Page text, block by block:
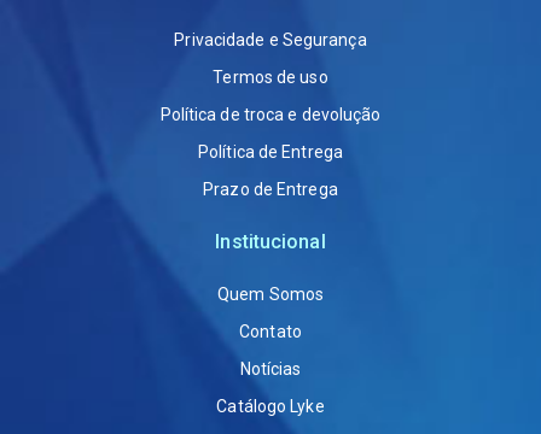
Privacidade e Segurança
Termos de uso
Política de troca e devolução
Política de Entrega
Prazo de Entrega
Institucional
Quem Somos
Contato
Notícias
Catálogo Lyke